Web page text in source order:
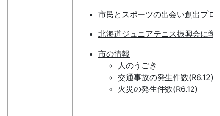
市民とスポーツの出会い創出プロ
北海道ジュニアテニス振興会に学
市の情報
人のうごき
交通事故の発生件数(R6.12)
火災の発生件数(R6.12)